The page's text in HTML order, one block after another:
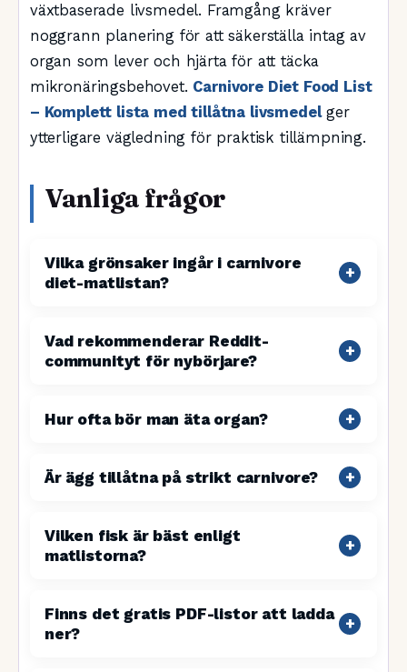
växtbaserade livsmedel. Framgång kräver
noggrann planering för att säkerställa intag av
organ som lever och hjärta för att täcka
mikronäringsbehovet. Carnivore Diet Food List
– Komplett lista med tillåtna livsmedelger
ytterligare vägledning för praktisk tillämpning.
Vanliga frågor
Vilka grönsaker ingår i carnivore
diet-matlistan?
Vad rekommenderar Reddit-
communityt för nybörjare?
Hur ofta bör man äta organ?
Är ägg tillåtna på strikt carnivore?
Vilken fisk är bäst enligt
matlistorna?
Finns det gratis PDF-listor att ladda
ner?